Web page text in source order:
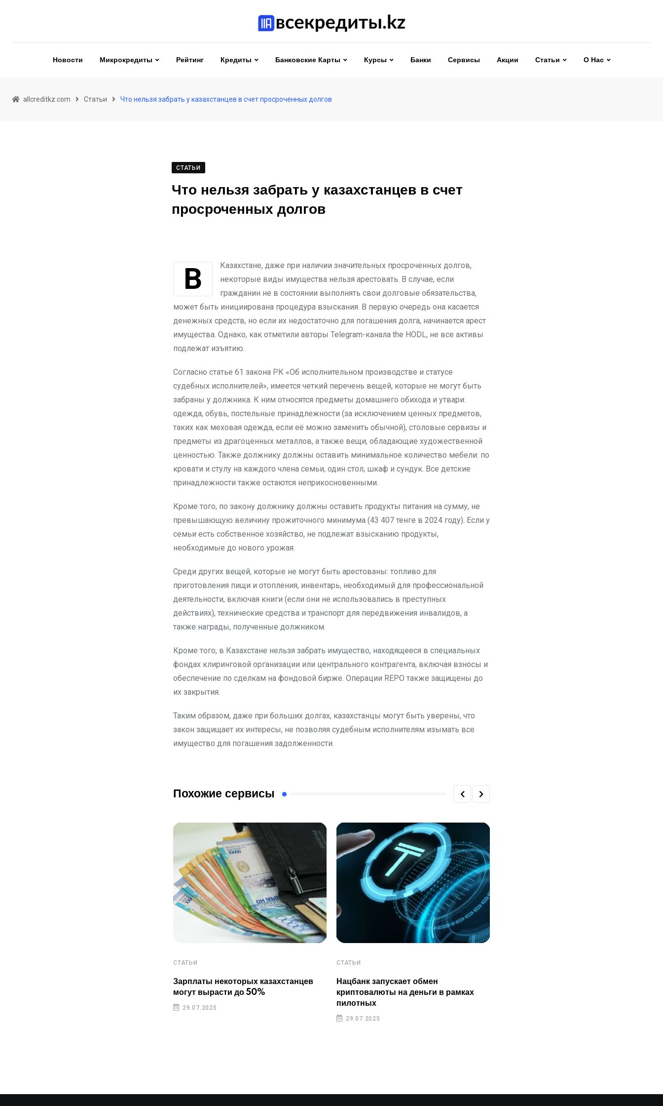
Новости Микрокредиты Рейтинг Кредиты Банковские Карты Курсы Банки Сервисы Акции Статьи О Нас
allcreditkz.com Статьи Что нельзя забрать у казахстанцев в счет просроченных долгов
СТАТЬИ
Что нельзя забрать у казахстанцев в счет
просроченных долгов
В Казахстане, даже при наличии значительных просроченных долгов,
некоторые виды имущества нельзя арестовать. В случае, если
гражданин не в состоянии выполнять свои долговые обязательства,
может быть инициирована процедура взыскания. В первую очередь она касается
денежных средств, но если их недостаточно для погашения долга, начинается арест
имущества. Однако, как отметили авторы Telegram-канала the HODL, не все активы
подлежат изъятию.
Согласно статье 61 закона РК «Об исполнительном производстве и статусе
судебных исполнителей», имеется четкий перечень вещей, которые не могут быть
забраны у должника. К ним относятся предметы домашнего обихода и утвари:
одежда, обувь, постельные принадлежности (за исключением ценных предметов,
таких как меховая одежда, если её можно заменить обычной), столовые сервизы и
предметы из драгоценных металлов, а также вещи, обладающие художественной
ценностью. Также должнику должны оставить минимальное количество мебели: по
кровати и стулу на каждого члена семьи, один стол, шкаф и сундук. Все детские
принадлежности также остаются неприкосновенными.
Кроме того, по закону должнику должны оставить продукты питания на сумму, не
превышающую величину прожиточного минимума (43 407 тенге в 2024 году). Если у
семьи есть собственное хозяйство, не подлежат взысканию продукты,
необходимые до нового урожая.
Среди других вещей, которые не могут быть арестованы: топливо для
приготовления пищи и отопления, инвентарь, необходимый для профессиональной
деятельности, включая книги (если они не использовались в преступных
действиях), технические средства и транспорт для передвижения инвалидов, а
также награды, полученные должником.
Кроме того, в Казахстане нельзя забрать имущество, находящееся в специальных
фондах клиринговой организации или центрального контрагента, включая взносы и
обеспечение по сделкам на фондовой бирже. Операции REPO также защищены до
их закрытия.
Таким образом, даже при больших долгах, казахстанцы могут быть уверены, что
закон защищает их интересы, не позволяя судебным исполнителям изымать все
имущество для погашения задолженности.
Похожие сервисы
СТАТЬИ
Зарплаты некоторых казахстанцев
могут вырасти до 50%
29.07.2025
СТАТЬИ
Нацбанк запускает обмен
криптовалюты на деньги в рамках
пилотных
29.07.2025